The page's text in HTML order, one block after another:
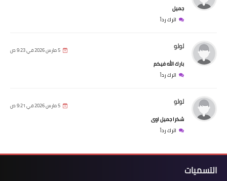
جميل
اترك رداً
لولو 5 مارس 2026 في 9:23 ص
بارك الله فيكم
اترك رداً
لولو 5 مارس 2026 في 9:21 ص
شكرا جميل اوى
اترك رداً
التسميات